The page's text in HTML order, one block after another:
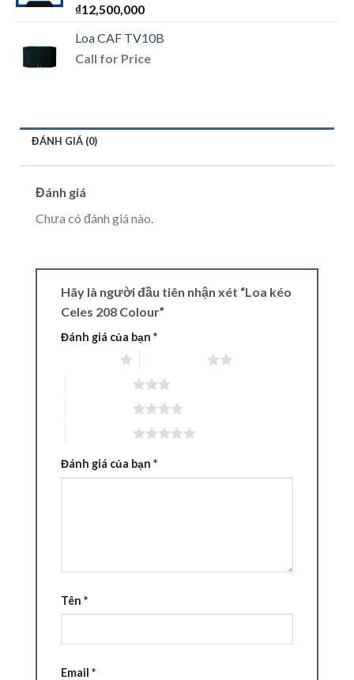
Được
hạng
1.00
5
₫12,500,000
Loa CAF TV10B
Call for Price
ĐÁNH GIÁ (0)
Đánh giá
Chưa có đánh giá nào.
Hãy là người đầu tiên nhận xét “Loa kéo
Celes 208 Colour”
Đánh giá của bạn *
Đánh giá của bạn *
Tên *
Email *